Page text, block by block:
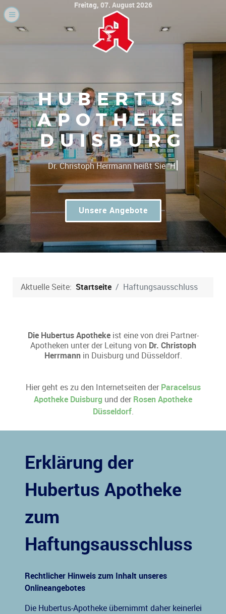
Freitag, 07. August 2026
HUBERTUS
APOTHEKE
DUISBURG
Gute Pr|
Unsere Angebote
Aktuelle Seite: Startseite Haftungsausschluss
Die Hubertus Apothekeist eine von drei Partner-
Apotheken unter der Leitung von Dr. Christoph
Herrmannin Duisburg und Düsseldorf.
Hier geht es zu den Internetseiten der Paracelsus
Apotheke Duisburg und der Rosen Apotheke
Düsseldorf.
Erklärung der
Hubertus Apotheke
zum
Haftungsausschluss
Rechtlicher Hinweis zum Inhalt unseres
Onlineangebotes
Die Hubertus-Apotheke übernimmt daher keinerlei